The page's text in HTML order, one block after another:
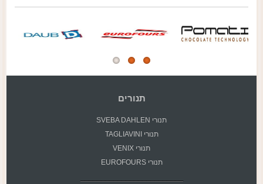
תנורים
תנורי SVEBA DAHLEN
תנורי TAGLIAVINI
תנורי VENIX
תנורי EUROFOURS